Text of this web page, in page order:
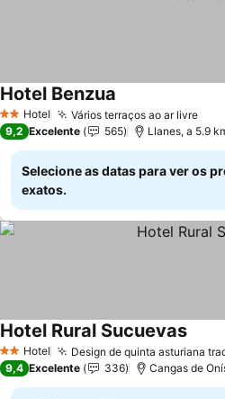
2 Estrelas
Hotel Vários terraços ao ar livreVer
Hotel Benzua
9,2 Excelente 565 Llanes, a 5.9
Selecione as datas para ver os
exatos.
2 Estrelas
Hotel Design de quinta asturiana
Hotel Rural SucuevasVer
9,4 Excelente 336 Cangas de